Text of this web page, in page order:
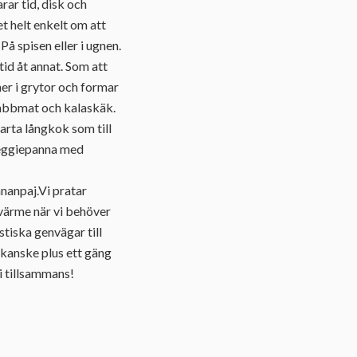
tid, disk och
helt enkelt om att
spisen eller i ugnen.
åt annat. Som att
i grytor och formar
och kalaskäk.
långkok som till
med
pratar
när vi behöver
genvägar till
plus ett gäng
tillsammans!